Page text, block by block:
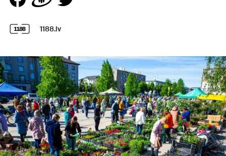
1188.lv